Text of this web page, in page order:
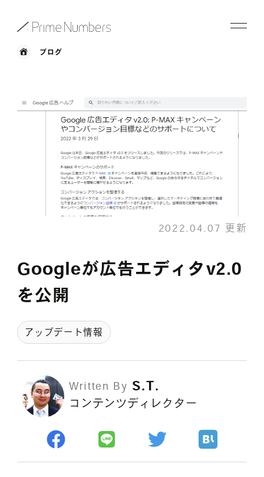
サービス一覧
お役立ち情報
採用情報
各種ご相談
セミナー申し込み
無料診断実施中
ブログ
2022.04.07 更新
Googleが広告エディタv2.0
を公開
アップデート情報
Written By S.T.
コンテンツディレクター